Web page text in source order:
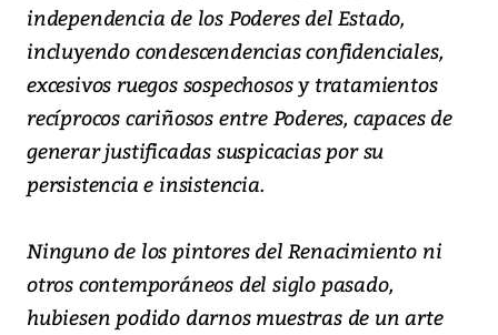
independencia de los Poderes del Estado,
incluyendo condescendencias confidenciales,
excesivos ruegos sospechosos y tratamientos
recíprocos cariñosos entre Poderes, capaces de
generar justificadas suspicacias por su
persistencia e insistencia.
Ninguno de los pintores del Renacimiento ni
otros contemporáneos del siglo pasado,
hubiesen podido darnos muestras de un arte